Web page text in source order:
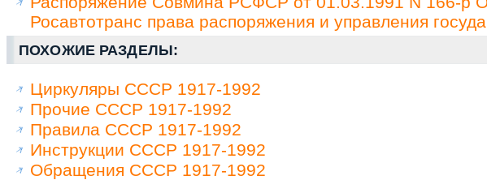
Росавтотранс права распоряжения и управления
ПОХОЖИЕ РАЗДЕЛЫ:
Циркуляры СССР 1917-1992
Прочие СССР 1917-1992
Правила СССР 1917-1992
Инструкции СССР 1917-1992
Обращения СССР 1917-1992